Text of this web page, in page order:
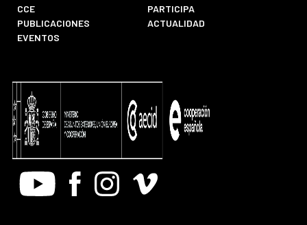
CCE
PARTICIPA
PUBLICACIONES
ACTUALIDAD
EVENTOS
Youtube FacebookInstagram
Vimeo